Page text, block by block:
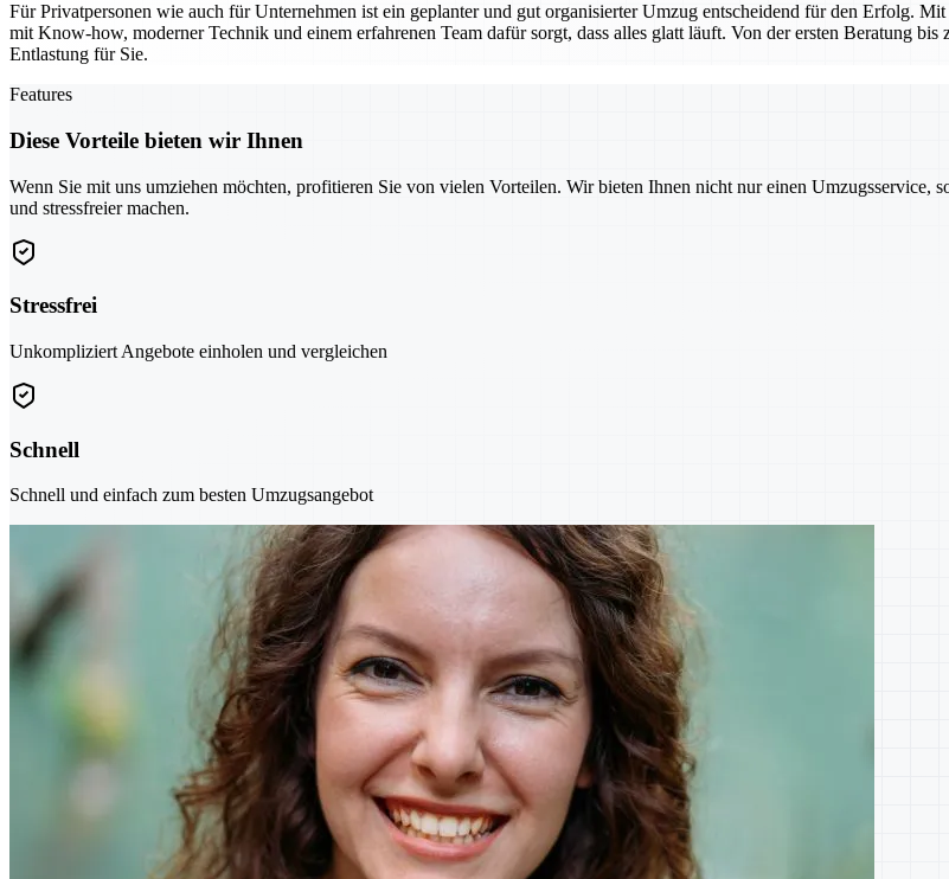
Für Privatpersonen wie auch für Unternehmen ist ein geplanter und gut organisierter Umzug entscheidend für den Erfolg.
mit Know-how, moderner Technik und einem erfahrenen Team dafür sorgt, dass alles glatt läuft. Von der ersten Beratung
Entlastung für Sie.
Features
Diese Vorteile bieten wir Ihnen
Wenn Sie mit uns umziehen möchten, profitieren Sie von vielen Vorteilen. Wir bieten Ihnen nicht nur einen Umzugsservice,
und stressfreier machen.
Stressfrei
Unkompliziert Angebote einholen und vergleichen
Schnell
Schnell und einfach zum besten Umzugsangebot